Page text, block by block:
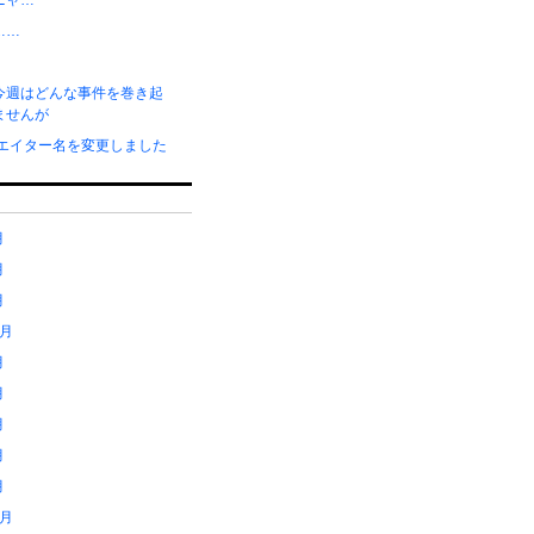
週はどんな事件を巻き起
んが
イター名を変更しました